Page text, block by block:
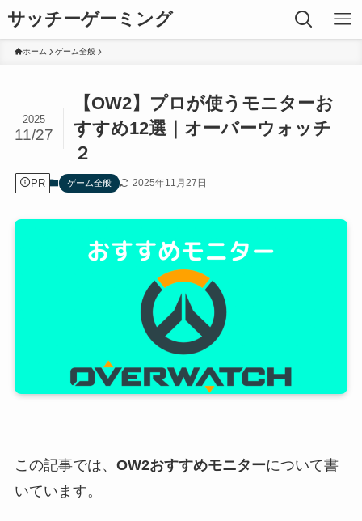
サッチーゲーミング
ホーム ゲーム全般
【OW2】プロが使うモニターお
すすめ12選｜オーバーウォッチ
２
2025
11/27
PR ゲーム全般 2025年11月27日
この記事では、 OW2おすすめモニターについて書
いています。